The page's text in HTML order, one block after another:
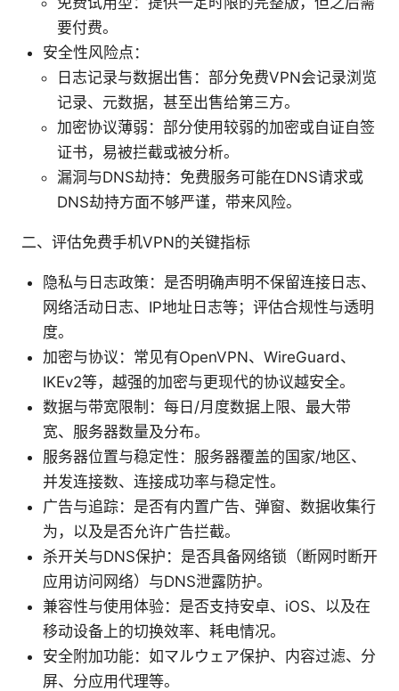
要付费。
安全性风险点：
日志记录与数据出售：部分免费VPN会记录浏览
记录、元数据，甚至出售给第三方。
加密协议薄弱：部分使用较弱的加密或自证自签
证书，易被拦截或被分析。
漏洞与DNS劫持：免费服务可能在DNS请求或
DNS劫持方面不够严谨，带来风险。
二、评估免费手机VPN的关键指标
隐私与日志政策：是否明确声明不保留连接日志、
网络活动日志、IP地址日志等；评估合规性与透明
度。
加密与协议：常见有OpenVPN、WireGuard、
IKEv2等，越强的加密与更现代的协议越安全。
数据与带宽限制：每日/月度数据上限、最大带
宽、服务器数量及分布。
服务器位置与稳定性：服务器覆盖的国家/地区、
并发连接数、连接成功率与稳定性。
广告与追踪：是否有内置广告、弹窗、数据收集行
为，以及是否允许广告拦截。
杀开关与DNS保护：是否具备网络锁（断网时断开
应用访问网络）与DNS泄露防护。
兼容性与使用体验：是否支持安卓、iOS、以及在
移动设备上的切换效率、耗电情况。
安全附加功能：如マルウェア保护、内容过滤、分
屏、分应用代理等。